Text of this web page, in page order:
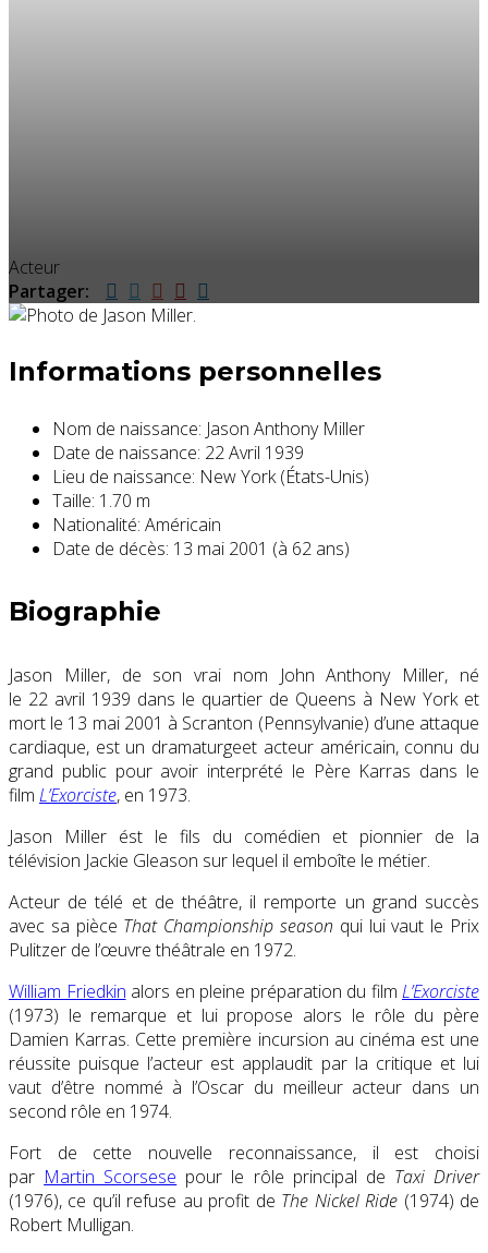
Acteur
Partager:
Informations personnelles
Nom de naissance: Jason Anthony Miller
Date de naissance: 22 Avril 1939
Lieu de naissance: New York (États-Unis)
Taille: 1.70 m
Nationalité: Américain
Date de décès: 13 mai 2001 (à 62 ans)
Biographie
Jason Miller, de son vrai nom John Anthony Miller, né
le 22 avril 1939 dans le quartier de Queens à New York et
mort le 13 mai 2001 à Scranton (Pennsylvanie) d’une attaque
cardiaque, est un dramaturgeet acteur américain, connu du
grand public pour avoir interprété le Père Karras dans le
film L’Exorciste, en 1973.
Jason Miller ést le fils du comédien et pionnier de la
télévision Jackie Gleason sur lequel il emboîte le métier.
Acteur de télé et de théâtre, il remporte un grand succès
avec sa pièce That Championship season qui lui vaut le Prix
Pulitzer de l’œuvre théâtrale en 1972.
William Friedkin alors en pleine préparation du film L’Exorciste
(1973) le remarque et lui propose alors le rôle du père
Damien Karras. Cette première incursion au cinéma est une
réussite puisque l’acteur est applaudit par la critique et lui
vaut d’être nommé à l’Oscar du meilleur acteur dans un
second rôle en 1974.
Fort de cette nouvelle reconnaissance, il est choisi
par Martin Scorsese pour le rôle principal de Taxi Driver
(1976), ce qu’il refuse au profit de The Nickel Ride (1974) de
Robert Mulligan.